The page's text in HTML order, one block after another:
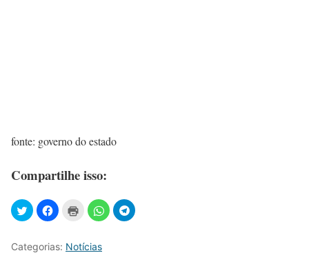
fonte: governo do estado
Compartilhe isso:
Categorias: Notícias